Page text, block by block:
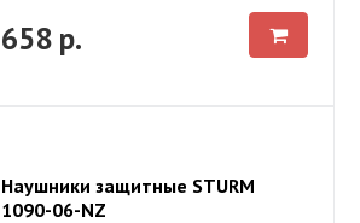
658 р.
Наушники защитные STURM
1090-06-NZ